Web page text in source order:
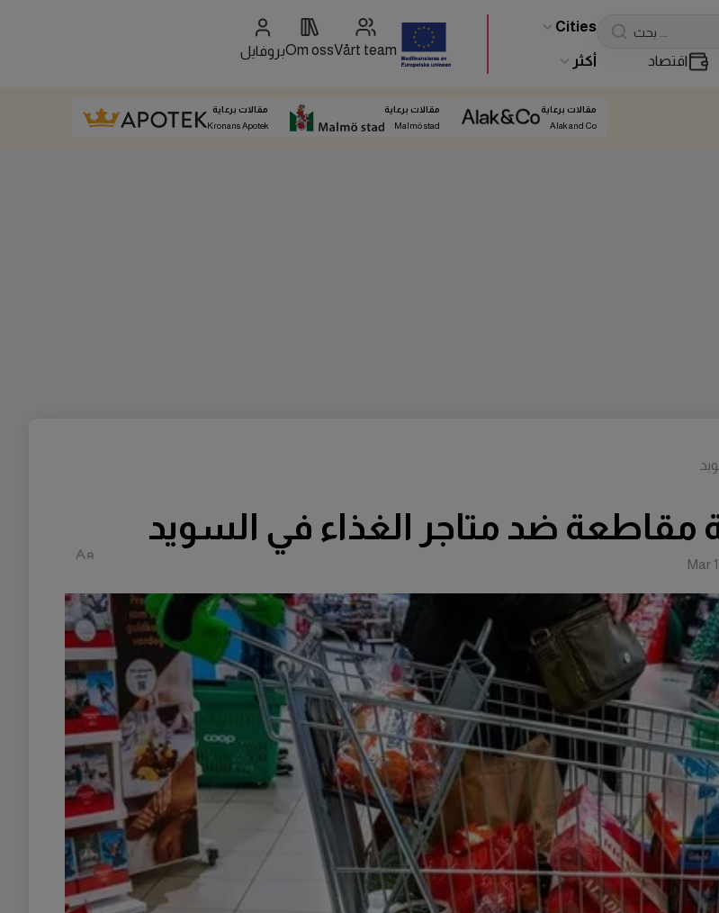
Cities
اقتصاد أكثر
Vårt team
Om ossبروفايل
مقالات برعاية
Alak and Co
مقالات برعاية
Malmö stad
مقالات برعاية
Kronans Apotek
Mar
ضد متاجر الغذاء في السويد